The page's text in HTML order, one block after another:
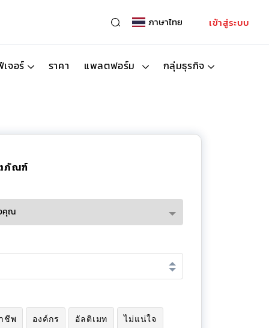
ภาษาไทย เข้าสู่ระบบ
จอร์ ราคา แพลตฟอร์ม กลุ่มธุรกิจ
ภัณฑ์
ชีพ องค์กร อัลติเมท ไม่แน่ใจ